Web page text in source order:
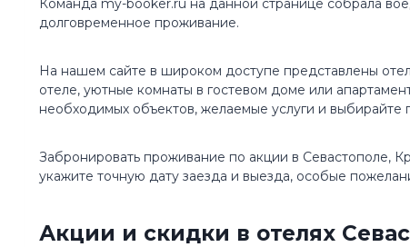
Команда my-booker.ru на данной странице собрала
долговременное проживание.
На нашем сайте в широком доступе представлены
отеле, уютные комнаты в гостевом доме или
необходимых объектов, желаемые услуги и выбирайте
Забронировать проживание по акции в Севастополе,
укажите точную дату заезда и выезда, особые
Акции и скидки в отелях